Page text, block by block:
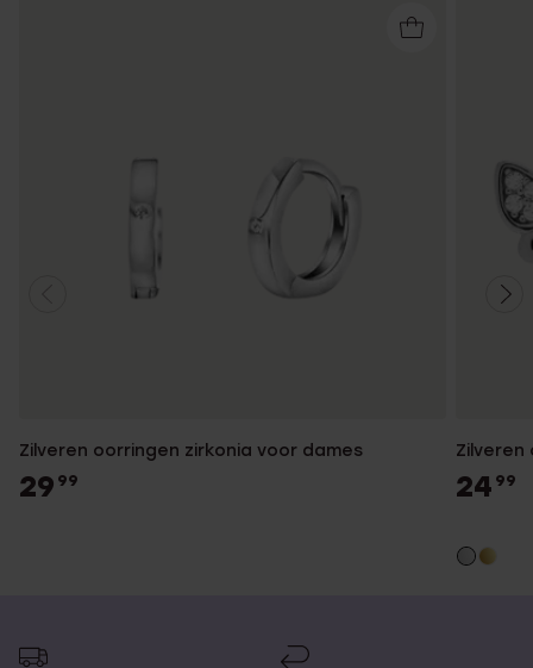
Zilveren oorringen zirkonia voor dames
29 99
Zilveren
24 99